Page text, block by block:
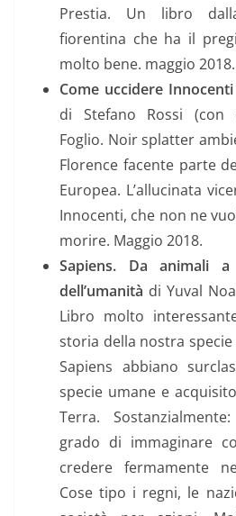
Prestia. Un libro
fiorentina che ha il
molto bene. maggio 2018.
Come uccidere
di Stefano Rossi (con
Foglio. Noir splatter
Florence facente parte
Europea. L’allucinata
Innocenti, che non ne
morire. Maggio 2018.
Sapiens. Da animali
dell’umanità di Yuval
Libro molto
storia della nostra specie
Sapiens abbiano
specie umane e
Terra.
grado di immaginare
credere fermamente
Cose tipo i regni, le